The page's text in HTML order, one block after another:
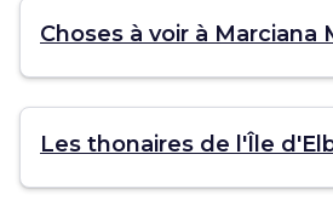
Choses à voir à Marciana
Les thonaires de l'Île